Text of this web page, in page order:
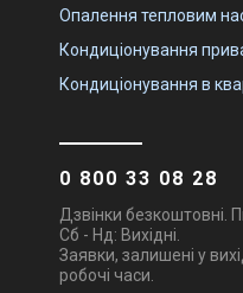
Опалення тепловим
Кондиціонування
Кондиціонування в
0 800 33 08 28
Дзвінки безкоштовні.
Сб - Нд: Вихідні.
Заявки, залишені у
робочі часи.